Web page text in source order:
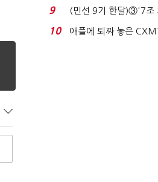
금 폭탄' 우려...
9
(민선 9기 한달)③'7조
격…추미애, 20년...
10
애플에 퇴짜 놓은